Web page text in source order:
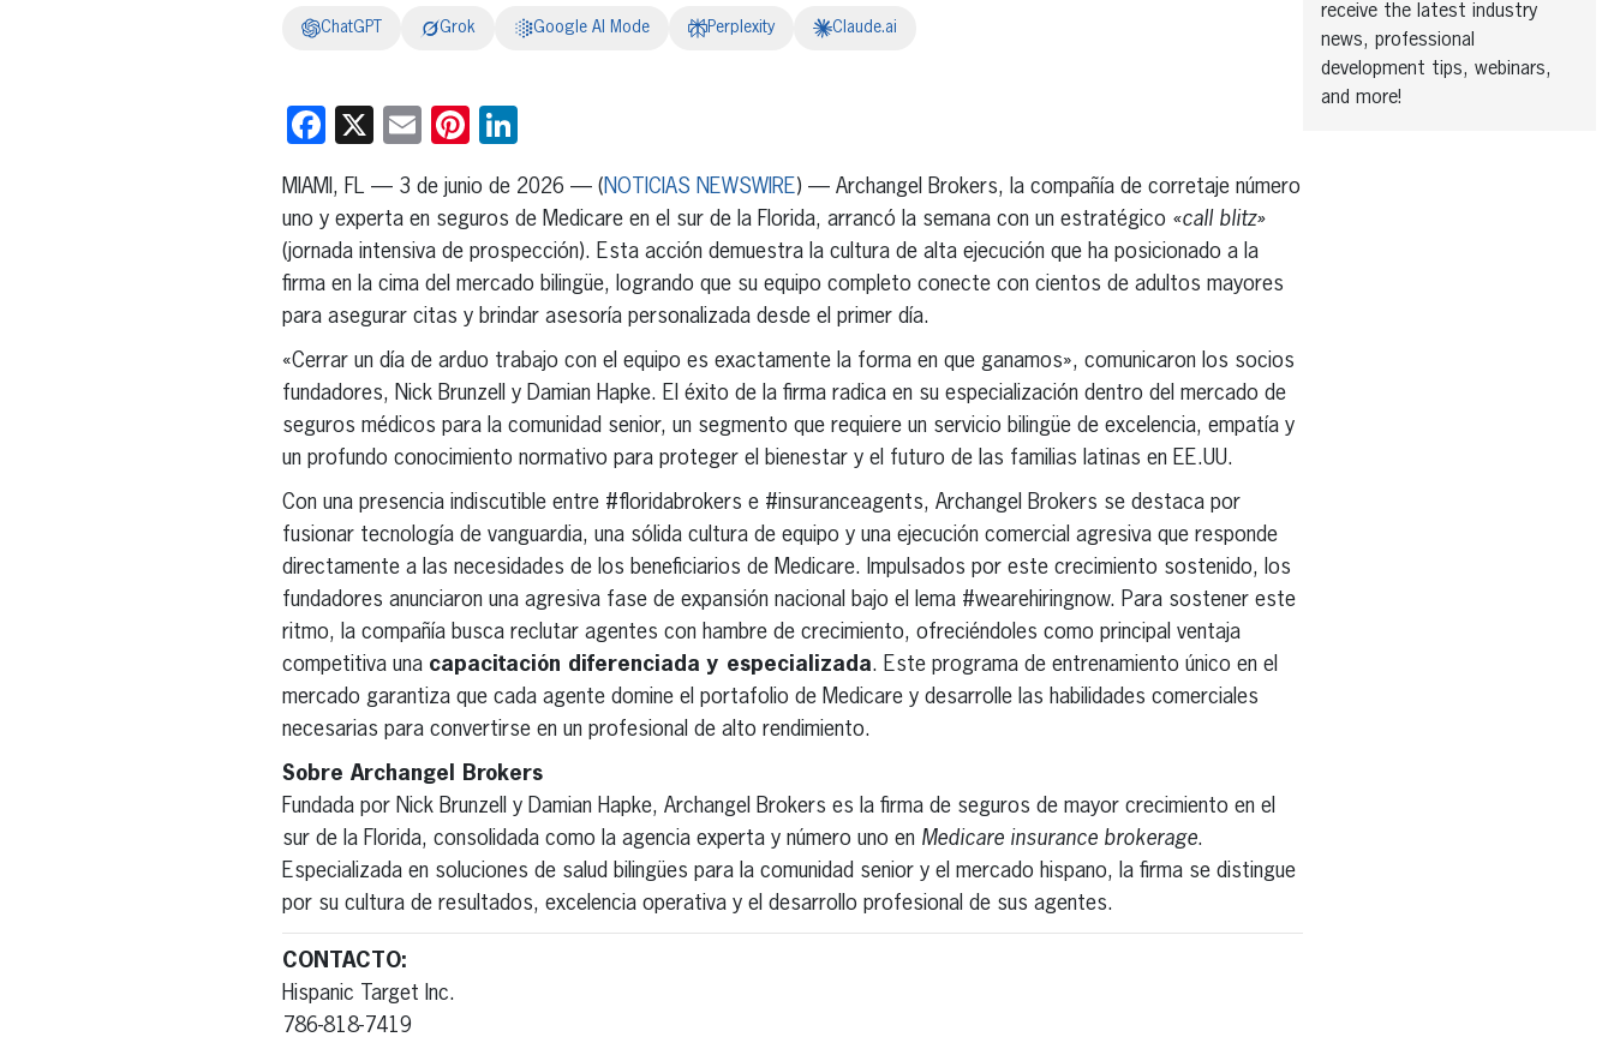
ChatGPT Grok Google AI Mode Perplexity Claude.ai
Facebook
X EmailPinterest
MIAMI, FL — 3 de junio de 2026 — (NOTICIAS NEWSWIRE) — Archangel Brokers, la compañía de corretaje número
uno y experta en seguros de Medicare en el sur de la Florida, arrancó la semana con un estratégico «call blitz»
(jornada intensiva de prospección). Esta acción demuestra la cultura de alta ejecución que ha posicionado a la
firma en la cima del mercado bilingüe, logrando que su equipo completo conecte con cientos de adultos mayores
para asegurar citas y brindar asesoría personalizada desde el primer día.
«Cerrar un día de arduo trabajo con el equipo es exactamente la forma en que ganamos», comunicaron los socios
fundadores, Nick Brunzell y Damian Hapke. El éxito de la firma radica en su especialización dentro del mercado de
seguros médicos para la comunidad senior, un segmento que requiere un servicio bilingüe de excelencia, empatía y
un profundo conocimiento normativo para proteger el bienestar y el futuro de las familias latinas en EE.UU.
Con una presencia indiscutible entre #floridabrokers e #insuranceagents, Archangel Brokers se destaca por
fusionar tecnología de vanguardia, una sólida cultura de equipo y una ejecución comercial agresiva que responde
directamente a las necesidades de los beneficiarios de Medicare. Impulsados por este crecimiento sostenido, los
fundadores anunciaron una agresiva fase de expansión nacional bajo el lema #wearehiringnow. Para sostener este
ritmo, la compañía busca reclutar agentes con hambre de crecimiento, ofreciéndoles como principal ventaja
competitiva una capacitación diferenciada y especializada. Este programa de entrenamiento único en el
mercado garantiza que cada agente domine el portafolio de Medicare y desarrolle las habilidades comerciales
necesarias para convertirse en un profesional de alto rendimiento.
Sobre Archangel Brokers
Fundada por Nick Brunzell y Damian Hapke, Archangel Brokers es la firma de seguros de mayor crecimiento en el
sur de la Florida, consolidada como la agencia experta y número uno en Medicare insurance brokerage.
Especializada en soluciones de salud bilingües para la comunidad senior y el mercado hispano, la firma se distingue
por su cultura de resultados, excelencia operativa y el desarrollo profesional de sus agentes.
CONTACTO:
Hispanic Target Inc.
786-818-7419
receive the latest industry
news, professional
development tips, webinars,
and more!